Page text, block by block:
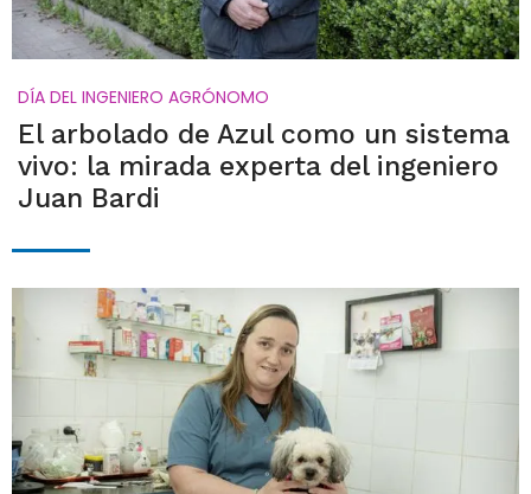
DÍA DEL INGENIERO AGRÓNOMO
El arbolado de Azul como un sistema
vivo: la mirada experta del ingeniero
Juan Bardi